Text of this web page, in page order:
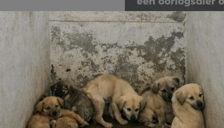
Biografie